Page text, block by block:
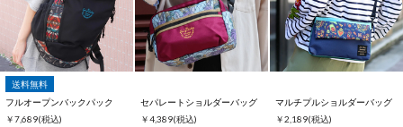
送料無料
フルオープンバックパック
￥7,689(税込)
セパレートショルダーバッグ
￥4,389(税込)
マルチプルショルダーバッグ
￥2,189(税込)